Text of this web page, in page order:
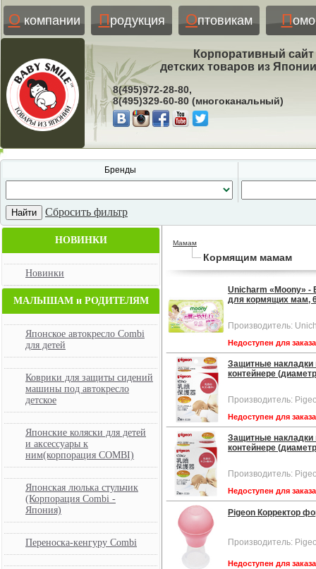
Окомпании Продукция Оптовикам П
Корпоративный
детских товаров из
8(495)972-28-80,
8(495)329-60-80 (многоканальный)
Бренды
Сбросить фильтр
НОВИНКИ
Новинки
МАЛЫШАМ и РОДИТЕЛЯМ
Японское автокресло Combi
для детей
Коврики для защиты сидений
машины под автокресло
детское
Японские коляски для детей
и аксессуары к
ним(корпорация COMBI)
Японская люлька стульчик
(Корпорация Combi -
Япония)
Переноска-кенгуру Combi
Мамам
Кормящим мамам
Unicharm «Moony»
для кормящих мам,
Производитель:
Недоступен для
Защитные накладки
контейнере
Производитель:
Недоступен для
Защитные накладки
контейнере
Производитель:
Недоступен для
Pigeon Корректор
Производитель:
Недоступен для